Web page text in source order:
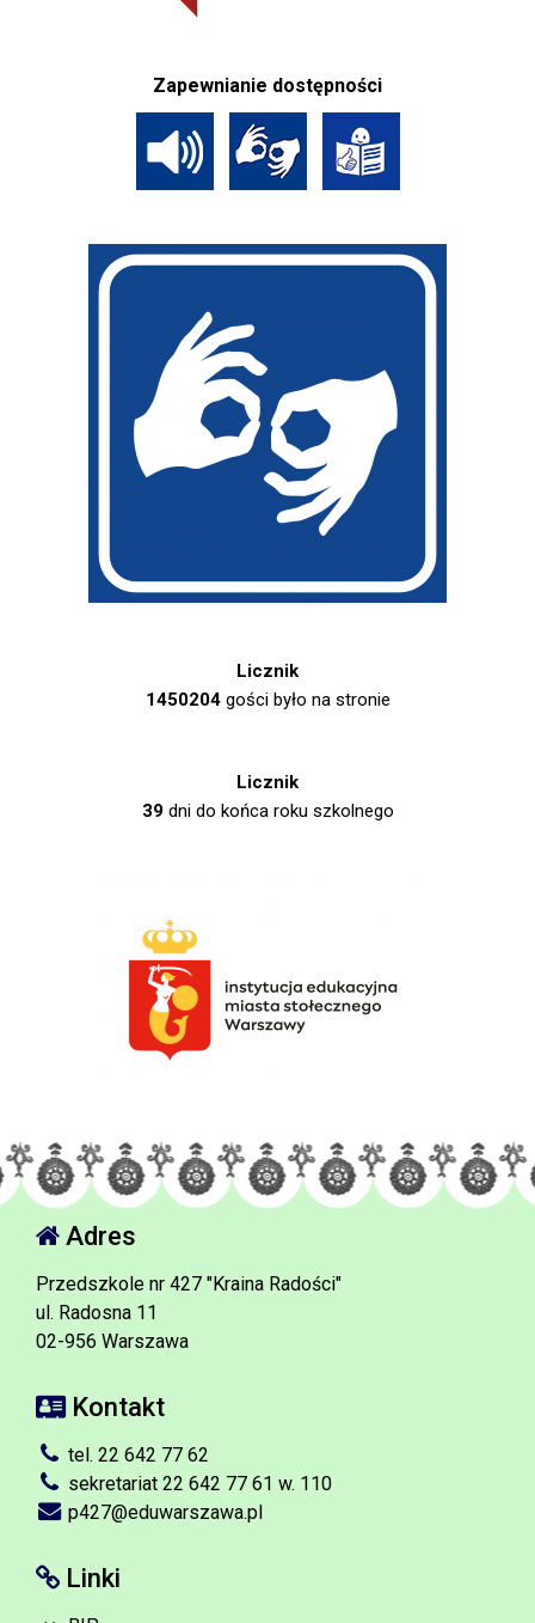
Zapewnianie dostępności
Licznik
1450204gości było na stronie
Licznik
39dni do końca roku szkolnego
Adres
Przedszkole nr 427 "Kraina Radości"
ul. Radosna 11
02-956 Warszawa
Kontakt
tel. 22 642 77 62
sekretariat 22 642 77 61 w. 110
p427@eduwarszawa.pl
Linki